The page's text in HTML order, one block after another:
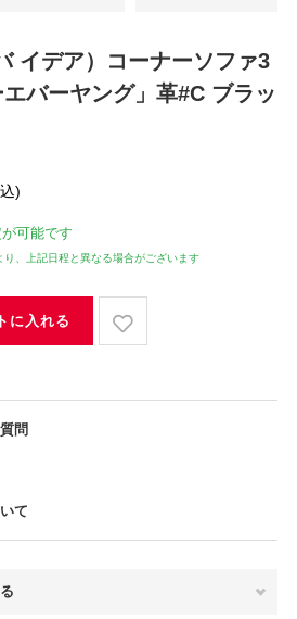
イデア）コーナーソファ3
バーヤング」革#C ブラッ
)
可能です
、上記日程と異なる場合がございます
に入れる
問
て